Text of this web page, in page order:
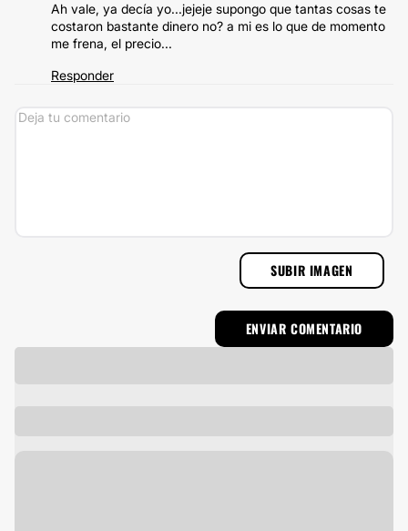
Ah vale, ya decía yo...jejeje supongo que tantas cosas te
costaron bastante dinero no? a mi es lo que de momento
me frena, el precio...
Responder
SUBIR IMAGEN